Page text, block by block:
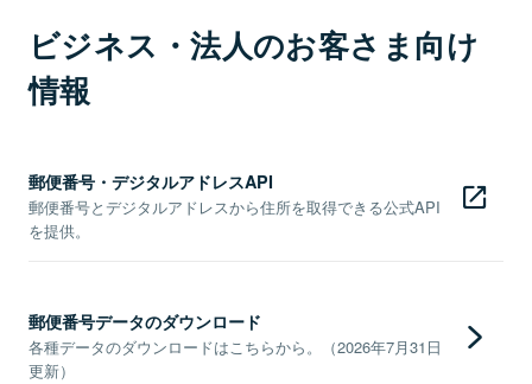
ビジネス・法人のお客さま向け
情報
郵便番号・デジタルアドレスAPI
郵便番号とデジタルアドレスから住所を取得できる公式API
を提供。
郵便番号データのダウンロード
各種データのダウンロードはこちらから。（2026年7月31日
更新）